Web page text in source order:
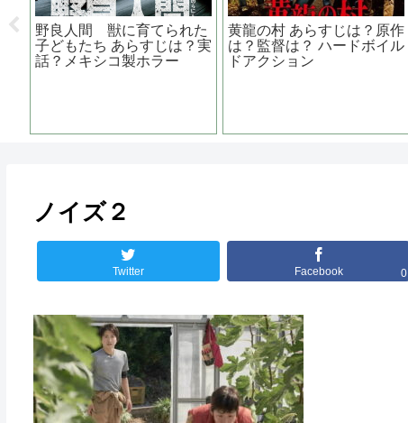
？
真夏の方程式 あらすじ
は？キャストは？？前作、
容疑者Xの献身との違い
シンクロニック あらすじ
は？原作は？主演は？ドラ
ッグでタイムトラベル
ノイズ２
Twitter Facebook 0